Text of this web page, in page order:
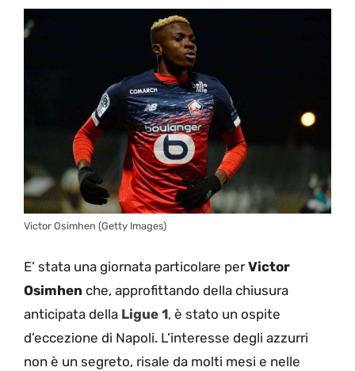
Victor Osimhen (Getty Images)
E’ stata una giornata particolare perVictor
Osimhen che, approfittando della chiusura
anticipata della Ligue 1, è stato un ospite
d’eccezione di Napoli. L’interesse degli azzurri
non è un segreto, risale da molti mesi e nelle